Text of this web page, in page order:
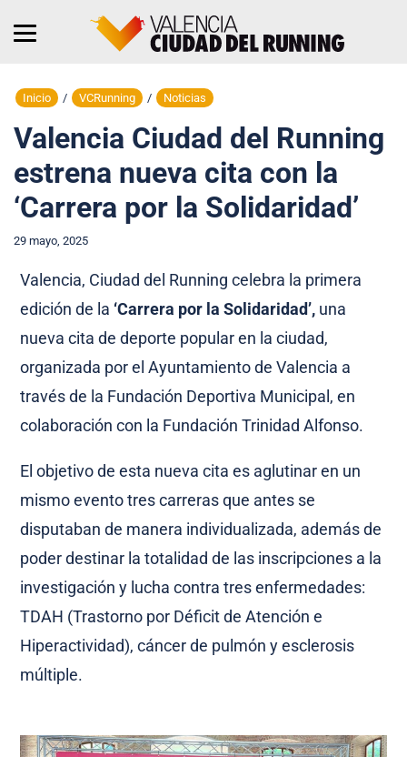
Inicio / VCRunning / Noticias
Valencia Ciudad del Running
estrena nueva cita con la
‘Carrera por la Solidaridad’
29 mayo, 2025
Valencia, Ciudad del Running celebra la primera
edición de la ‘Carrera por la Solidaridad’, una
nueva cita de deporte popular en la ciudad,
organizada por el Ayuntamiento de Valencia a
través de la Fundación Deportiva Municipal, en
colaboración con la Fundación Trinidad Alfonso.
El objetivo de esta nueva cita es aglutinar en un
mismo evento tres carreras que antes se
disputaban de manera individualizada, además de
poder destinar la totalidad de las inscripciones a la
investigación y lucha contra tres enfermedades:
TDAH (Trastorno por Déficit de Atención e
Hiperactividad), cáncer de pulmón y esclerosis
múltiple.